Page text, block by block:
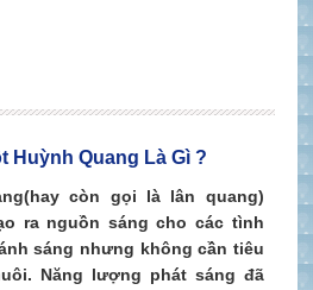
Huỳnh Quang Là Gì ?
còn gọi là lân quang)
ra nguồn sáng cho các tình
sáng nhưng không cần tiêu
Năng lượng phát sáng đã